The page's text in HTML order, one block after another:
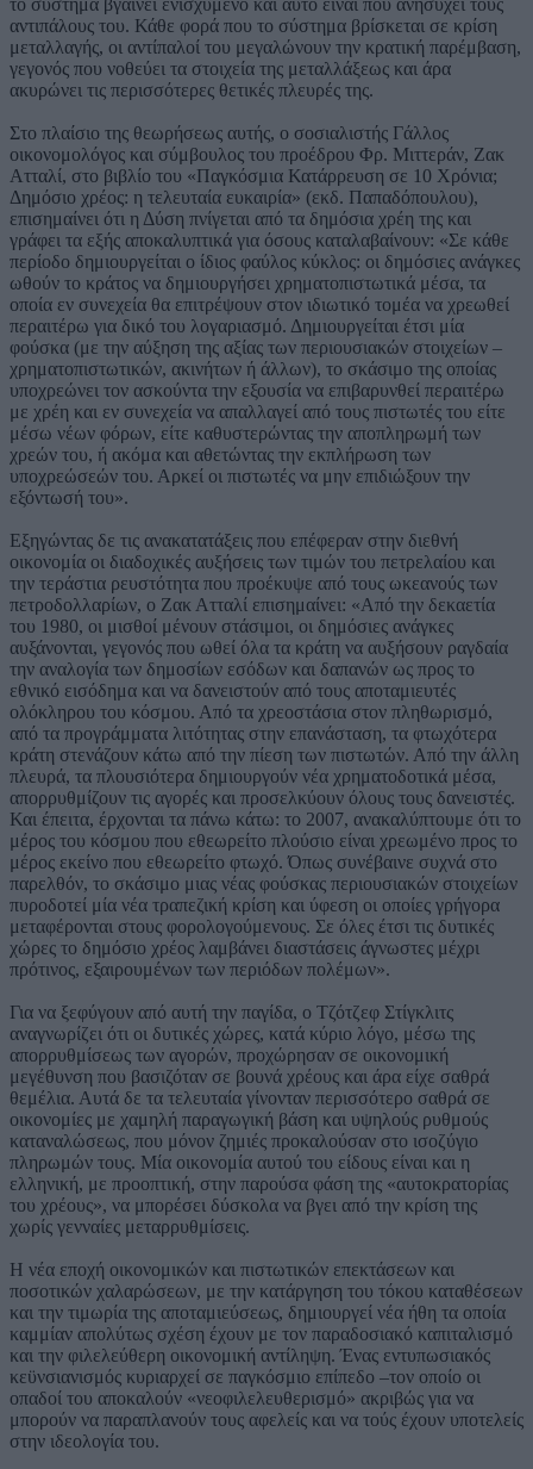
αντιπάλους του. Κάθε φορά που το σύστημα βρίσκεται σε κρίση
μεταλλαγής, οι αντίπαλοί του μεγαλώνουν την κρατική παρέμβαση,
γεγονός που νοθεύει τα στοιχεία της μεταλλάξεως και άρα
ακυρώνει τις περισσότερες θετικές πλευρές της.
Στο πλαίσιο της θεωρήσεως αυτής, ο σοσιαλιστής Γάλλος
οικονομολόγος και σύμβουλος του προέδρου Φρ. Μιττεράν, Ζακ
Ατταλί, στο βιβλίο του «Παγκόσμια Κατάρρευση σε 10 Χρόνια;
Δημόσιο χρέος: η τελευταία ευκαιρία» (εκδ. Παπαδόπουλου),
επισημαίνει ότι η Δύση πνίγεται από τα δημόσια χρέη της και
γράφει τα εξής αποκαλυπτικά για όσους καταλαβαίνουν: «Σε κάθε
περίοδο δημιουργείται ο ίδιος φαύλος κύκλος: οι δημόσιες ανάγκες
ωθούν το κράτος να δημιουργήσει χρηματοπιστωτικά μέσα, τα
οποία εν συνεχεία θα επιτρέψουν στον ιδιωτικό τομέα να χρεωθεί
περαιτέρω για δικό του λογαριασμό. Δημιουργείται έτσι μία
φούσκα (με την αύξηση της αξίας των περιουσιακών στοιχείων –
χρηματοπιστωτικών, ακινήτων ή άλλων), το σκάσιμο της οποίας
υποχρεώνει τον ασκούντα την εξουσία να επιβαρυνθεί περαιτέρω
με χρέη και εν συνεχεία να απαλλαγεί από τους πιστωτές του είτε
μέσω νέων φόρων, είτε καθυστερώντας την αποπληρωμή των
χρεών του, ή ακόμα και αθετώντας την εκπλήρωση των
υποχρεώσεών του. Αρκεί οι πιστωτές να μην επιδιώξουν την
εξόντωσή του».
Εξηγώντας δε τις ανακατατάξεις που επέφεραν στην διεθνή
οικονομία οι διαδοχικές αυξήσεις των τιμών του πετρελαίου και
την τεράστια ρευστότητα που προέκυψε από τους ωκεανούς των
πετροδολλαρίων, ο Ζακ Ατταλί επισημαίνει: «Από την δεκαετία
του 1980, οι μισθοί μένουν στάσιμοι, οι δημόσιες ανάγκες
αυξάνονται, γεγονός που ωθεί όλα τα κράτη να αυξήσουν ραγδαία
την αναλογία των δημοσίων εσόδων και δαπανών ως προς το
εθνικό εισόδημα και να δανειστούν από τους αποταμιευτές
ολόκληρου του κόσμου. Από τα χρεοστάσια στον πληθωρισμό,
από τα προγράμματα λιτότητας στην επανάσταση, τα φτωχότερα
κράτη στενάζουν κάτω από την πίεση των πιστωτών. Από την άλλη
πλευρά, τα πλουσιότερα δημιουργούν νέα χρηματοδοτικά μέσα,
απορρυθμίζουν τις αγορές και προσελκύουν όλους τους δανειστές.
Και έπειτα, έρχονται τα πάνω κάτω: το 2007, ανακαλύπτουμε ότι το
μέρος του κόσμου που εθεωρείτο πλούσιο είναι χρεωμένο προς το
μέρος εκείνο που εθεωρείτο φτωχό. Όπως συνέβαινε συχνά στο
παρελθόν, το σκάσιμο μιας νέας φούσκας περιουσιακών στοιχείων
πυροδοτεί μία νέα τραπεζική κρίση και ύφεση οι οποίες γρήγορα
μεταφέρονται στους φορολογούμενους. Σε όλες έτσι τις δυτικές
χώρες το δημόσιο χρέος λαμβάνει διαστάσεις άγνωστες μέχρι
πρότινος, εξαιρουμένων των περιόδων πολέμων».
Για να ξεφύγουν από αυτή την παγίδα, ο Τζότζεφ Στίγκλιτς
αναγνωρίζει ότι οι δυτικές χώρες, κατά κύριο λόγο, μέσω της
απορρυθμίσεως των αγορών, προχώρησαν σε οικονομική
μεγέθυνση που βασιζόταν σε βουνά χρέους και άρα είχε σαθρά
θεμέλια. Αυτά δε τα τελευταία γίνονταν περισσότερο σαθρά σε
οικονομίες με χαμηλή παραγωγική βάση και υψηλούς ρυθμούς
καταναλώσεως, που μόνον ζημιές προκαλούσαν στο ισοζύγιο
πληρωμών τους. Μία οικονομία αυτού του είδους είναι και η
ελληνική, με προοπτική, στην παρούσα φάση της «αυτοκρατορίας
του χρέους», να μπορέσει δύσκολα να βγει από την κρίση της
χωρίς γενναίες μεταρρυθμίσεις.
Η νέα εποχή οικονομικών και πιστωτικών επεκτάσεων και
ποσοτικών χαλαρώσεων, με την κατάργηση του τόκου καταθέσεων
και την τιμωρία της αποταμιεύσεως, δημιουργεί νέα ήθη τα οποία
καμμίαν απολύτως σχέση έχουν με τον παραδοσιακό καπιταλισμό
και την φιλελεύθερη οικονομική αντίληψη. Ένας εντυπωσιακός
κεϋνσιανισμός κυριαρχεί σε παγκόσμιο επίπεδο –τον οποίο οι
οπαδοί του αποκαλούν «νεοφιλελευθερισμό» ακριβώς για να
μπορούν να παραπλανούν τους αφελείς και να τούς έχουν υποτελείς
στην ιδεολογία του.